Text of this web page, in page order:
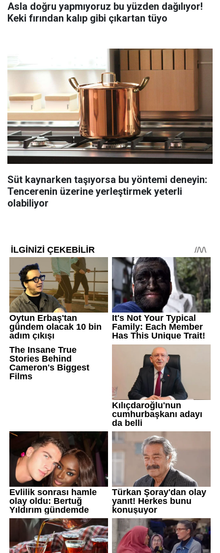
Asla doğru yapmıyoruz bu yüzden dağılıyor!
Keki fırından kalıp gibi çıkartan tüyo
Süt kaynarken taşıyorsa bu yöntemi deneyin:
Tencerenin üzerine yerleştirmek yeterli
olabiliyor